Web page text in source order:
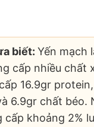
biết: Yến mạch
cấp nhiều chất
16.9gr
6.9gr chất béo.
cấp khoảng 2%